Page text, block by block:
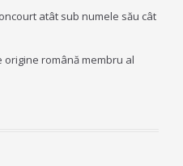
atât sub numele său cât
origine română membru al